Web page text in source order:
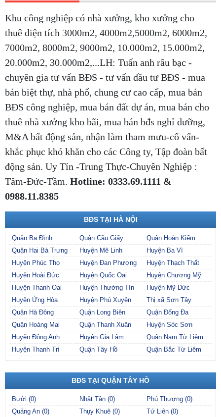
Khu công nghiệp có nhà xưởng, kho xưởng cho
thuê diện tích 3000m2, 4000m2,5000m2, 6000m2,
7000m2, 8000m2, 9000m2, 10.000m2, 15.000m2,
20.000m2, 30.000m2,...LH: Tuấn anh râu bạc -
chuyên gia tư vấn BĐS - tư vấn đầu tư BĐS - mua
bán biệt thự, nhà phố, chung cư cao cấp, mua bán
BĐS công nghiệp, mua bán đất dự án, mua bán cho
thuê nhà xưởng kho bãi, mua bán bđs nghỉ dưỡng,
M&A bất động sản, nhận làm tham mưu-cố vấn-
khắc phục khó khăn cho các Công ty, Tập đoàn bất
động sản. Uy Tín -Trung Thực-Chuyên Nghiệp :
Tâm-Đức-Tầm. Hotline: 0333.69.1111 &
0988.11.8385
BĐS TẠI HÀ NỘI
Quận Ba Đình Quận Cầu Giấy
Quận Hoàn Kiếm
Quận Hai Bà Trưng
Huyện Mê Linh
Huyện Ba Vì
Huyện Phúc Thọ
Huyện Đan Phượng
Huyện Thạch Thất
Huyện Hoài Đức
Huyện Quốc Oai
Huyện Chương Mỹ
Huyện Thanh Oai
Huyện Thường Tín
Huyện Mỹ Đức
Huyện Ứng Hòa
Huyện Phú Xuyên
Thị xã Sơn Tây
Quận Hà Đông
Quận Long Biên
Quận Đống Đa
Quận Hoàng Mai
Quận Thanh Xuân
Huyện Sóc Sơn
Huyện Đông Anh
Huyện Gia Lâm
Quận Nam Từ Liêm
Huyện Thanh Trì
Quận Tây Hồ Quận Bắc Từ Liêm
BĐS TẠI QUẬN TÂY HỒ
Bưởi (0) Nhật Tân (0)
Phú Thượng (0)
Quảng An (0)
Thụy Khuê (0) Tứ Liên (0)